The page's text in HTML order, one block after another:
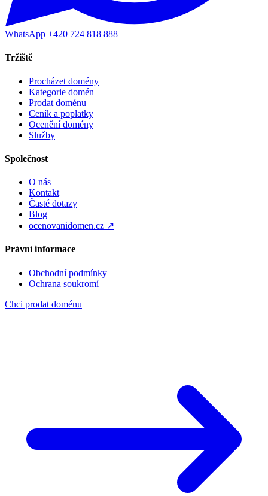
WhatsApp +420 724 818 888
Tržiště
Procházet domény
Kategorie domén
Prodat doménu
Ceník a poplatky
Ocenění domény
Služby
Společnost
O nás
Kontakt
Časté dotazy
Blog
ocenovanidomen.cz ↗
Právní informace
Obchodní podmínky
Ochrana soukromí
Chci prodat doménu